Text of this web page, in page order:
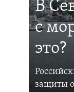
В
с
это?
защиты